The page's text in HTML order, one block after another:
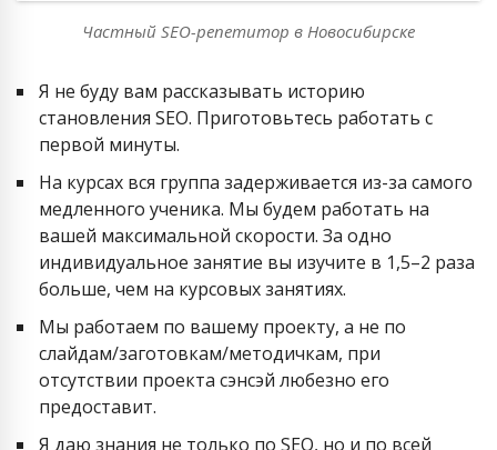
Частный SEO-репетитор в Новосибирске
Я не буду вам рассказывать историю
становления SEO. Приготовьтесь работать с
первой минуты.
На курсах вся группа задерживается из-за самого
медленного ученика. Мы будем работать на
вашей максимальной скорости. За одно
индивидуальное занятие вы изучите в 1,5–2 раза
больше, чем на курсовых занятиях.
Мы работаем по вашему проекту, а не по
слайдам/заготовкам/методичкам, при
отсутствии проекта сэнсэй любезно его
предоставит.
Я даю знания не только по SEO, но и по всей